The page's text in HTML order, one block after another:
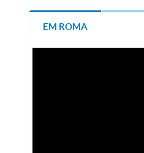
EM ROMA